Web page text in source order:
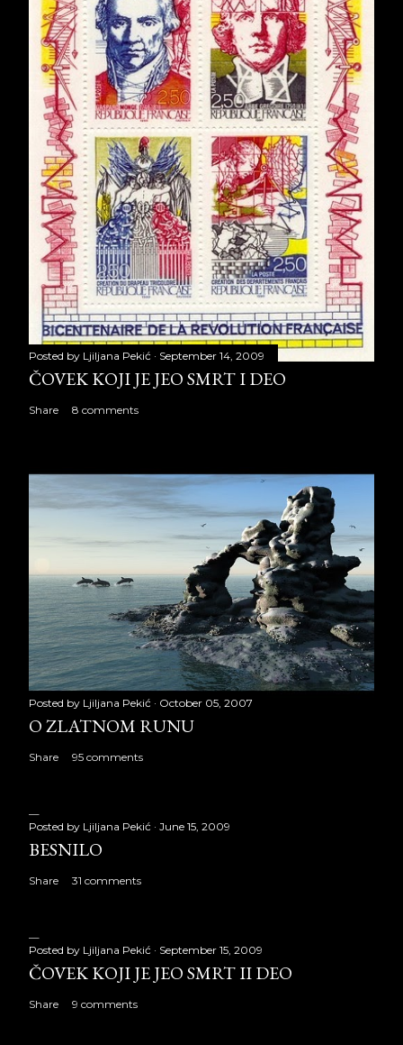
Posted by Ljiljana Pekić September 14, 2009
ČOVEK KOJI JE JEO SMRT I DEO
Share 8 comments
Posted by Ljiljana Pekić October 05, 2007
O ZLATNOM RUNU
Share 95 comments
Posted by Ljiljana Pekić June 15, 2009
BESNILO
Share 31 comments
Posted by Ljiljana Pekić September 15, 2009
ČOVEK KOJI JE JEO SMRT II DEO
Share 9 comments